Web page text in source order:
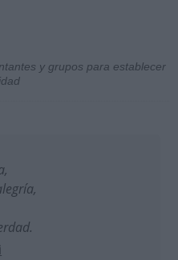
y grupos para establecer